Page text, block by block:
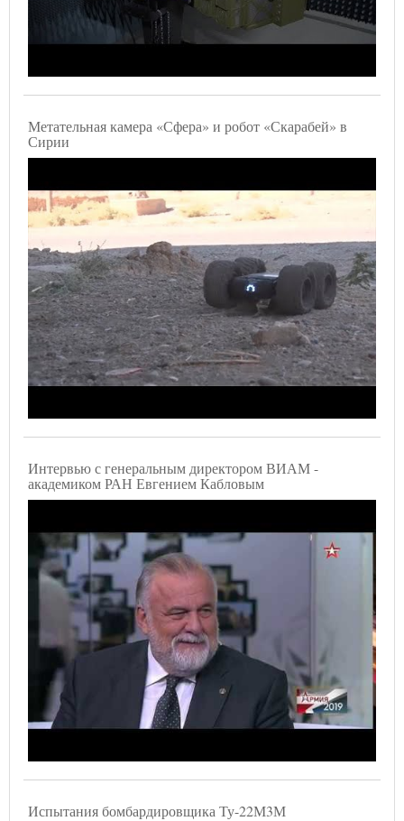
Метательная камера «Сфера» и робот «Скарабей» в
Сирии
Интервью с генеральным директором ВИАМ -
академиком РАН Евгением Кабловым
Испытания бомбардировщика Ту-22М3М